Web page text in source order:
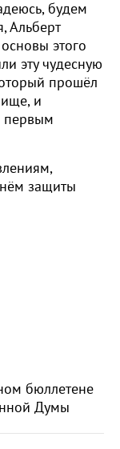
будем
Альберт
этого
эту чудесную
прошёл
и
первым
защиты
бюллетене
Думы